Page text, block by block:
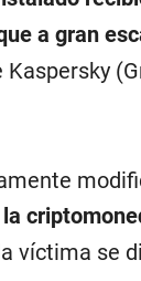
a gran
víctima se